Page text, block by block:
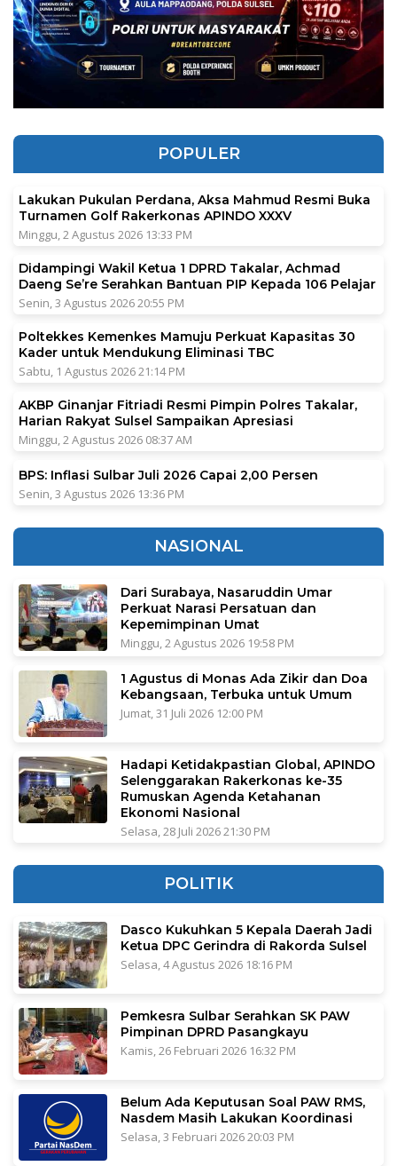
POPULER
Lakukan Pukulan Perdana, Aksa Mahmud Resmi Buka
Turnamen Golf Rakerkonas APINDO XXXV
Minggu, 2 Agustus 2026 13:33 PM
Didampingi Wakil Ketua 1 DPRD Takalar, Achmad
Daeng Se’re Serahkan Bantuan PIP Kepada 106 Pelajar
Senin, 3 Agustus 2026 20:55 PM
Poltekkes Kemenkes Mamuju Perkuat Kapasitas 30
Kader untuk Mendukung Eliminasi TBC
Sabtu, 1 Agustus 2026 21:14 PM
AKBP Ginanjar Fitriadi Resmi Pimpin Polres Takalar,
Harian Rakyat Sulsel Sampaikan Apresiasi
Minggu, 2 Agustus 2026 08:37 AM
BPS: Inflasi Sulbar Juli 2026 Capai 2,00 Persen
Senin, 3 Agustus 2026 13:36 PM
NASIONAL
Dari Surabaya, Nasaruddin Umar
Perkuat Narasi Persatuan dan
Kepemimpinan Umat
Minggu, 2 Agustus 2026 19:58 PM
1 Agustus di Monas Ada Zikir dan Doa
Kebangsaan, Terbuka untuk Umum
Jumat, 31 Juli 2026 12:00 PM
Hadapi Ketidakpastian Global, APINDO
Selenggarakan Rakerkonas ke-35
Rumuskan Agenda Ketahanan
Ekonomi Nasional
Selasa, 28 Juli 2026 21:30 PM
POLITIK
Dasco Kukuhkan 5 Kepala Daerah Jadi
Ketua DPC Gerindra di Rakorda Sulsel
Selasa, 4 Agustus 2026 18:16 PM
Pemkesra Sulbar Serahkan SK PAW
Pimpinan DPRD Pasangkayu
Kamis, 26 Februari 2026 16:32 PM
Belum Ada Keputusan Soal PAW RMS,
Nasdem Masih Lakukan Koordinasi
Selasa, 3 Februari 2026 20:03 PM